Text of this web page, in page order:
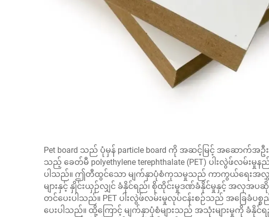
Pet board သည် ပုံမှန် particle board ကို အဆင့်မြင့် အဆောက်အဦး
သည့် ခေတ်မီ polyethylene terephthalate (PET) ပါးလွဲဖ်လမ်းမှု
ပါသည်။ ဤတီထွင်သော မျက်နှာပုံစံကုသမှုသည် ကာကွယ်ရေးအလွှာ
များနှင့် နှိုင်းယှဉ်လျှင် ခံနိုင်ရည်၊ စိုထိုင်းမှုဒဏ်ခံနိုင်မှုနှင့် အလှအပ
တင်ပေးပါသည်။ PET ပါးလွဲဖ်လမ်းမှုလုပ်ငန်းစဉ်သည် အခြေခံပ
ပေးပါသည်။ ထို့ကြောင့် မျက်နှာပုံစံများသည် အသုံးများမှုကို ခံ